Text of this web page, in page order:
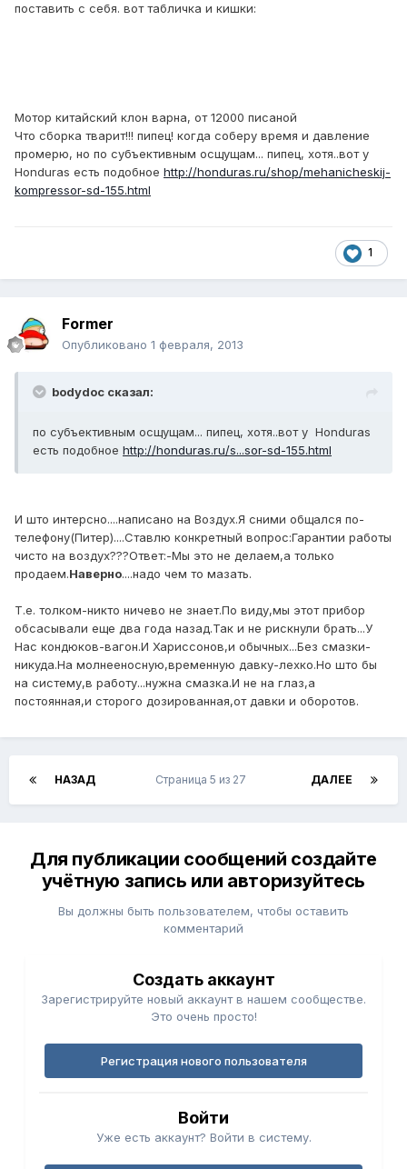
поставить с себя. вот табличка и кишки:
Мотор китайский клон варна, от 12000 писаной
Что сборка тварит!!! пипец! когда соберу время и давление
промерю, но по субъективным осщущам... пипец, хотя..вот у
Honduras есть подобное http://honduras.ru/shop/mehanicheskij-
kompressor-sd-155.html
1
Former
Опубликовано 1 февраля, 2013
bodydoc сказал:
по субъективным осщущам... пипец, хотя..вот у Honduras
есть подобное http://honduras.ru/s...sor-sd-155.html
И што интерсно....написано на Воздух.Я сними общался по-
телефону(Питер)....Ставлю конкретный вопрос:Гарантии работы
чисто на воздух???Ответ:-Мы это не делаем,а только
продаем.Наверно....надо чем то мазать.
Т.е. толком-никто ничево не знает.По виду,мы этот прибор
обсасывали еще два года назад.Так и не рискнули брать...У
Нас кондюков-вагон.И Хариссонов,и обычных...Без смазки-
никуда.На молнееносную,временную давку-лехко.Но што бы
на систему,в работу...нужна смазка.И не на глаз,а
постоянная,и сторого дозированная,от давки и оборотов.
НАЗАД ДАЛЕЕ
Страница 5 из 27
Для публикации сообщений создайте
учётную запись или авторизуйтесь
Вы должны быть пользователем, чтобы оставить
комментарий
Создать аккаунт
Зарегистрируйте новый аккаунт в нашем сообществе.
Это очень просто!
Регистрация нового пользователя
Войти
Уже есть аккаунт? Войти в систему.